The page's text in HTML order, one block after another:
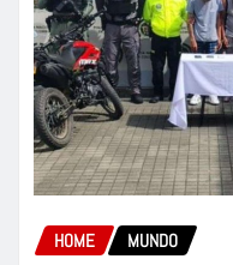
HOME MUNDO